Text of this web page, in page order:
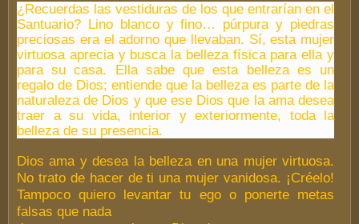
¿Recuerdas las vestiduras de los que entrarían en el
Santuario? Lino blanco y fino… púrpura y piedras
preciosas era el adorno que llevaban. Sí, esta mujer
virtuosa aprecia y busca la belleza física para ella y
para su casa. Ella sabe que esta belleza es un
regalo de Dios; entiende que la belleza es parte de la
naturaleza de Dios y que ese Dios que la ama desea
traer a su vida, interior y exteriormente, toda la
belleza de su presencia.
Dios ama y desea la belleza en una mujer virtuosa.
No trato de hacer de ti una mujer vanidosa. ¡Créelo!
Tampoco quiero levantar tu ego o ponerte metas
falsas que nada